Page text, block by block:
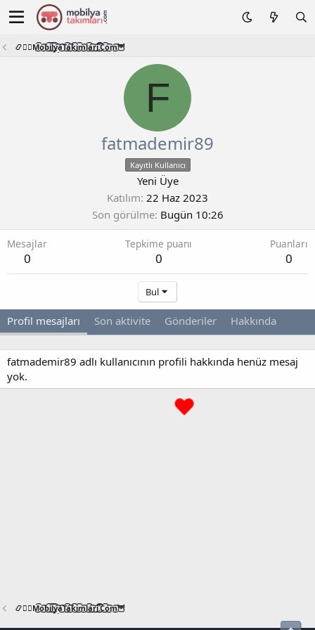
📿🧙‍♂️M͜͡o͜͡b͜͡i͜͡l͜͡y͜͡a͜͡T͜͡a͜͡k͜͡i͜͡m͜͡l͜͡a͜͡r͜͡i͜͡.͜͡C͜͡o͜͡m͜͡🦉
F
fatmademir89
Kayıtlı Kullanıcı
Yeni Üye
Katılım 22 Haz 2023
Son görülme Bugün 10:26
Mesajlar
0
Tepkime puanı
0
Puanları
0
Bul
Profil mesajları Son aktivite Gönderiler Hakkında
fatmademir89 adlı kullanıcının profili hakkında henüz mesaj
yok.
📿🧙‍♂️M͜͡o͜͡b͜͡i͜͡l͜͡y͜͡a͜͡T͜͡a͜͡k͜͡i͜͡m͜͡l͜͡a͜͡r͜͡i͜͡.͜͡C͜͡o͜͡m͜͡🦉